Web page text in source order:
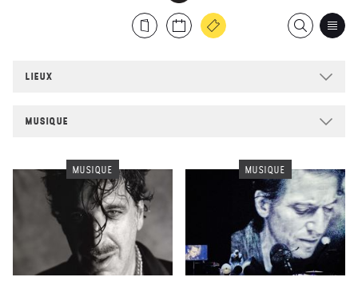
LIEUX
MUSIQUE
MUSIQUE MUSIQUE